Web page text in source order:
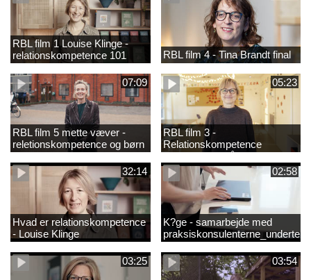
RBL film 1 Louise Klinge -
relationskompetence 101
RBL film 4 - Tina Brandt final
07:09
RBL film 5 mette væver -
reletionskompetence og børn
i udsatte positioner
05:23
RBL film 3 -
Relationskompetence
Pædagogens råd
32:14
Hvad er relationskompetence
- Louise Klinge
02:58
K?ge - samarbejde med
03:25 03:54